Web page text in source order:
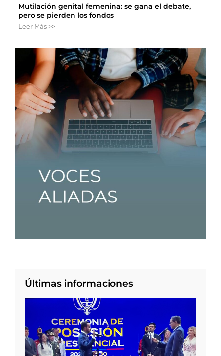
Mutilación genital femenina: se gana el debate,
pero se pierden los fondos
Leer Más >>
Últimas informaciones